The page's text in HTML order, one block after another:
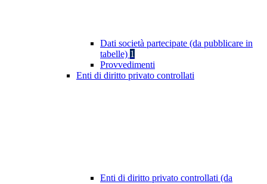
Dati società partecipate (da pubblicare in
tabelle) 1
Provvedimenti
Enti di diritto privato controllati
Enti di diritto privato controllati (da